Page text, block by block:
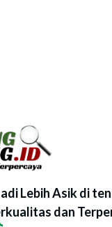
Lebih Asik di
dan